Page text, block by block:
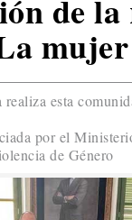
de
esta
por el
de Género